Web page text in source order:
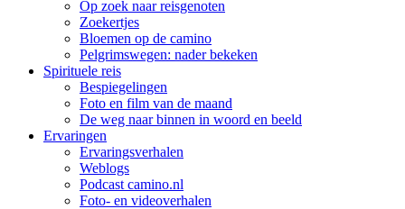
Op zoek naar reisgenoten
Zoekertjes
Bloemen op de camino
Pelgrimswegen: nader bekeken
Spirituele reis
Bespiegelingen
Foto en film van de maand
De weg naar binnen in woord en beeld
Ervaringen
Ervaringsverhalen
Weblogs
Podcast camino.nl
Foto- en videoverhalen